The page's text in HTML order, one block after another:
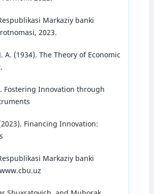
Markaziy banki
2023.
A. (1934). The Theory of Economic
Fostering Innovation through
Financing Innovation:
Markaziy banki